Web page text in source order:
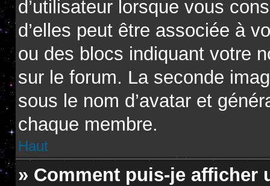
d’utilisateur lorsque vous
d’elles peut être associée à
ou des blocs indiquant votre
sur le forum. La seconde
sous le nom d’avatar et
chaque membre.
Haut
» Comment puis-je afficher